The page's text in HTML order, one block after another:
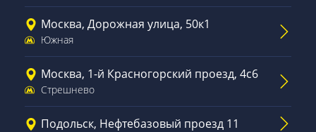
Москва, Дорожная улица, 50к1
Южная
Москва, 1-й Красногорский проезд, 4с6
Стрешнево
Подольск, Нефтебазовый проезд 11